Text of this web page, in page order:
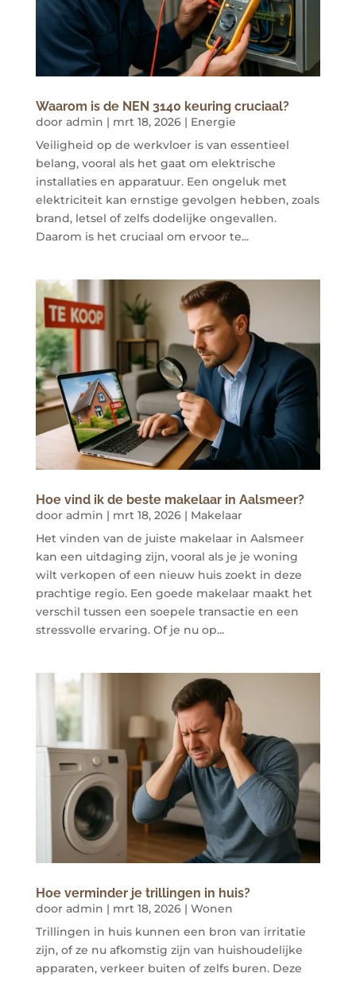
Waarom is de NEN 3140 keuring cruciaal?
door admin | mrt 18, 2026| Energie
Veiligheid op de werkvloer is van essentieel
belang, vooral als het gaat om elektrische
installaties en apparatuur. Een ongeluk met
elektriciteit kan ernstige gevolgen hebben, zoals
brand, letsel of zelfs dodelijke ongevallen.
Daarom is het cruciaal om ervoor te...
Hoe vind ik de beste makelaar in Aalsmeer?
door admin | mrt 18, 2026| Makelaar
Het vinden van de juiste makelaar in Aalsmeer
kan een uitdaging zijn, vooral als je je woning
wilt verkopen of een nieuw huis zoekt in deze
prachtige regio. Een goede makelaar maakt het
verschil tussen een soepele transactie en een
stressvolle ervaring. Of je nu op...
Hoe verminder je trillingen in huis?
door admin | mrt 18, 2026| Wonen
Trillingen in huis kunnen een bron van irritatie
zijn, of ze nu afkomstig zijn van huishoudelijke
apparaten, verkeer buiten of zelfs buren. Deze